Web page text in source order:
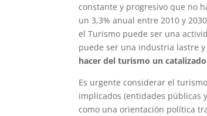
constante y progresivo que no
un 3,3% anual entre 2010 y
el Turismo puede ser una
puede ser una industria lastre
hacer del turismo un
Es urgente considerarel
implicados (entidades públicas
como una orientación política